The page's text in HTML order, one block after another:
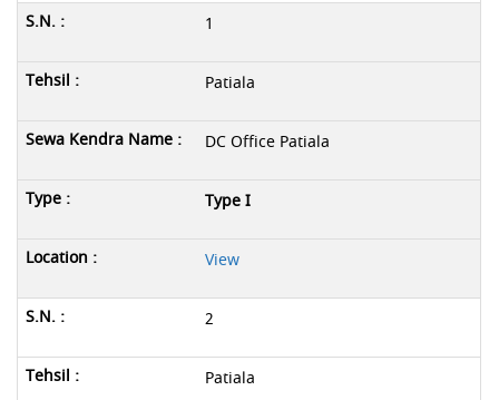
1
Patiala
DC Office Patiala
Type I
View
2
Patiala